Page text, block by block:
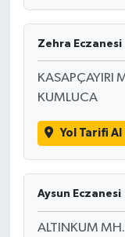
Zehra Eczanesi
KASAPÇAYIRI
KUMLUCA
Yol Tarifi Al
Aysun Eczanesi
ALTINKUM